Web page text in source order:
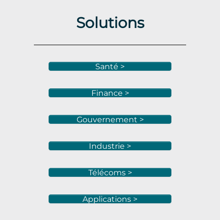
Solutions
Santé >
Finance >
Gouvernement >
Industrie >
Télécoms >
Applications >